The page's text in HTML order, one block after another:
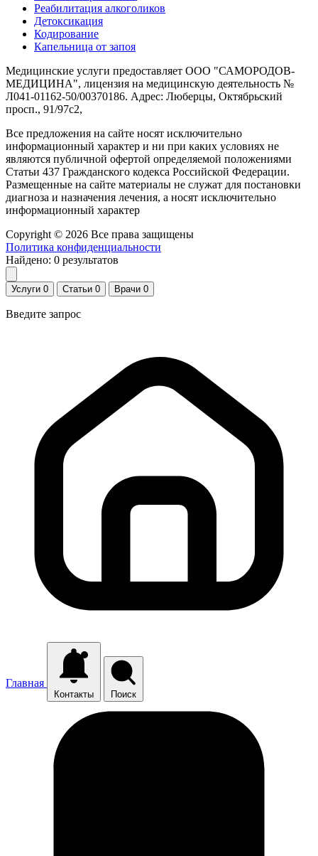
Реабилитация алкоголиков
Детоксикация
Кодирование
Капельница от запоя
Медицинские услуги предоставляет ООО "САМОРОДОВ-
МЕДИЦИНА", лицензия на медицинскую деятельность №
Л041-01162-50/00370186. Адрес: Люберцы, Октябрьский
просп., 91/97с2,
Все предложения на сайте носят исключительно
информационный характер и ни при каких условиях не
являются публичной офертой определяемой положениями
Статьи 437 Гражданского кодекса Российской Федерации.
Размещенные на сайте материалы не служат для постановки
диагноза и назначения лечения, а носят исключительно
информационный характер
Copyright © 2026 Все права защищены
Политика конфиденциальности
Найдено: 0 результатов
Услуги 0 Статьи 0 Врачи 0
Введите запрос
Главная
Контакты Поиск